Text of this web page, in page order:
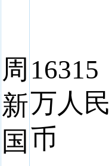
周
新
国
16315
万人民
币